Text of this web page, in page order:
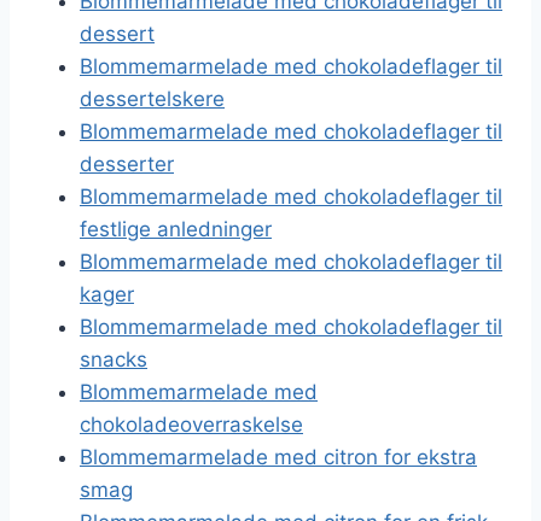
dessert
Blommemarmelade med chokoladeflager til
dessertelskere
Blommemarmelade med chokoladeflager til
desserter
Blommemarmelade med chokoladeflager til
festlige anledninger
Blommemarmelade med chokoladeflager til
kager
Blommemarmelade med chokoladeflager til
snacks
Blommemarmelade med
chokoladeoverraskelse
Blommemarmelade med citron for ekstra
smag